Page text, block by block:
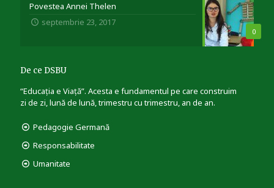
0
Povestea Annei Thelen
septembrie 23, 2017
De ce DSBU
“Educația e Viață”. Acesta e fundamentul pe care construim
zi de zi, lună de lună, trimestru cu trimestru, an de an.
Pedagogie Germană
Responsabilitate
Umanitate